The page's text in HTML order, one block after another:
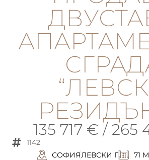
135 717 € / 265
1142
СОФИЯЛЕВСКИ Г 71